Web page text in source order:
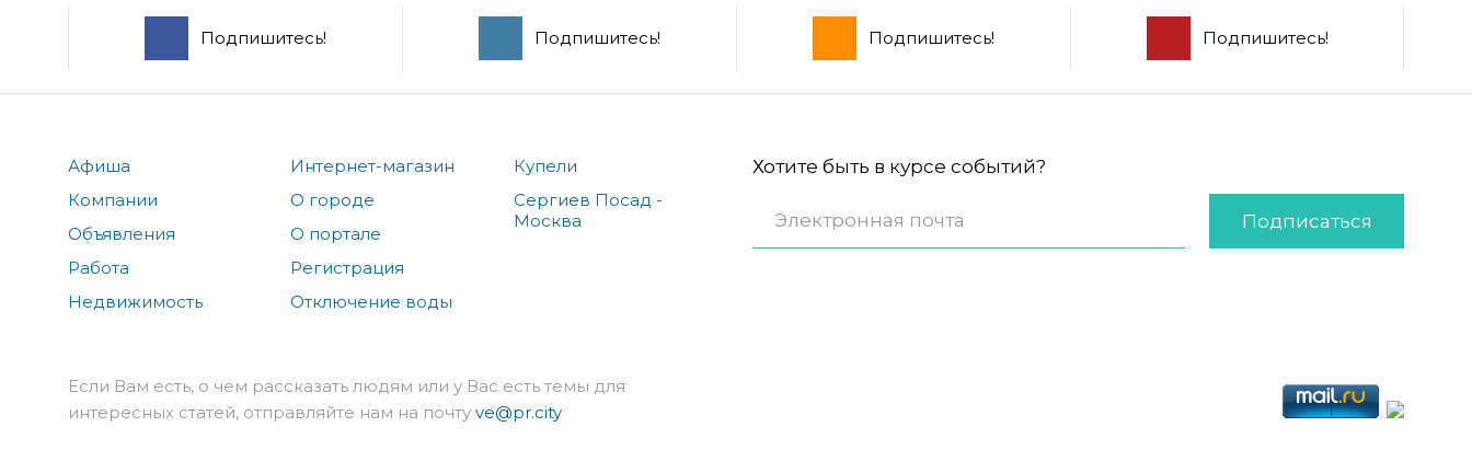
Подпишитесь! Подпишитесь! Подпишитесь! Подпишитесь!
Афиша
Компании
Объявления
Работа
Недвижимость
Интернет-магазин
О городе
О портале
Регистрация
Отключение воды
Купели
Сергиев Посад -
Москва
Хотите быть в курсе событий?
Подписаться
Если Вам есть, о чем рассказать людям или у Вас есть темы для
интересных статей, отправляйте нам на почту ve@pr.city